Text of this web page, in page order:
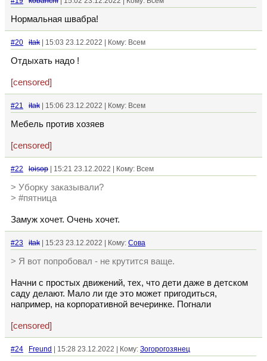
Нормальная швабра!
#20 itak | 15:03 23.12.2022 | Кому: Всем
Отдыхать надо !
[censored]
#21 itak | 15:06 23.12.2022 | Кому: Всем
Мебель против хозяев
[censored]
#22 loisop | 15:21 23.12.2022 | Кому: Всем
> Уборку заказывали?
> #пятница
Замуж хочет. Очень хочет.
#23 itak | 15:23 23.12.2022 | Кому: Сова
> Я вот попробовал - не крутится ваще.
Начни с простых движений, тех, что дети даже в детском
саду делают. Мало ли где это может пригодиться,
например, на корпоративной вечеринке. Погнали
[censored]
#24 Freund | 15:28 23.12.2022 | Кому: Зогорогозянец